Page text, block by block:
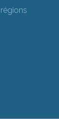
régions